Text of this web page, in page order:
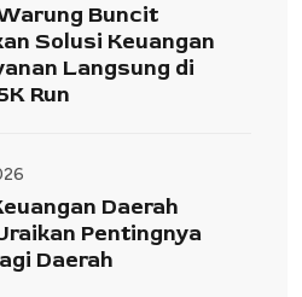
Buncit
Solusi Keuangan
Langsung di
Run
Daerah
Pentingnya
Daerah